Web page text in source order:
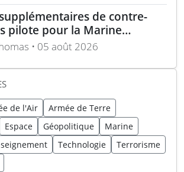
de contre-
pilote pour la Marine
• 05 août 2026
de l'Air
Armée de Terre
Espace Géopolitique
Marine
Technologie
Terrorisme